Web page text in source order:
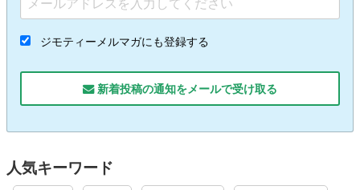
ジモティーメルマガにも登録する
新着投稿の通知をメールで受け取る
人気キーワード